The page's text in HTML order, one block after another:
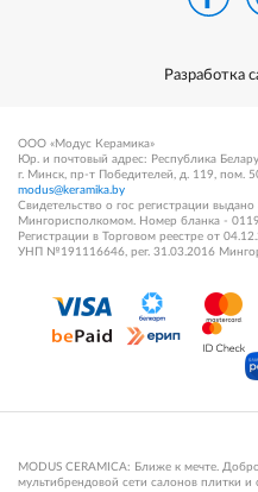
Разработка
ООО «Модус Керамика»
Юр. и почтовый адрес: Республика
г. Минск, пр-т Победителей, д. 119, пом.
modus@keramika.by
Свидетельство о гос регистрации выдано
Мингорисполкомом. Номер бланка -
Регистрации в Торговом реестре от
УНП №191116646, рег. 31.03.2016
MODUS CERAMICA: Ближе к мечте.
мультибрендовой сети салонов плитки